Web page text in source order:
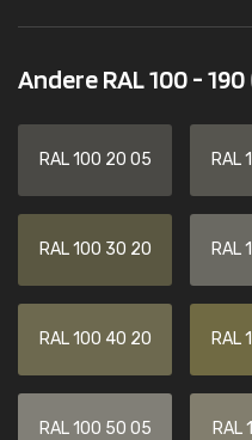
Andere RAL 100 - 190
RAL 100 20 05 RAL
RAL 100 30 20 RAL
RAL 100 40 20 RAL
RAL 100 50 05 RAL